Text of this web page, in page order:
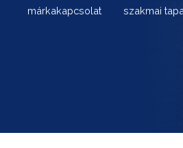
márkakapcsolat szakmai